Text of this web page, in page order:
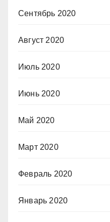
Сентябрь 2020
Август 2020
Июль 2020
Июнь 2020
Май 2020
Март 2020
Февраль 2020
Январь 2020